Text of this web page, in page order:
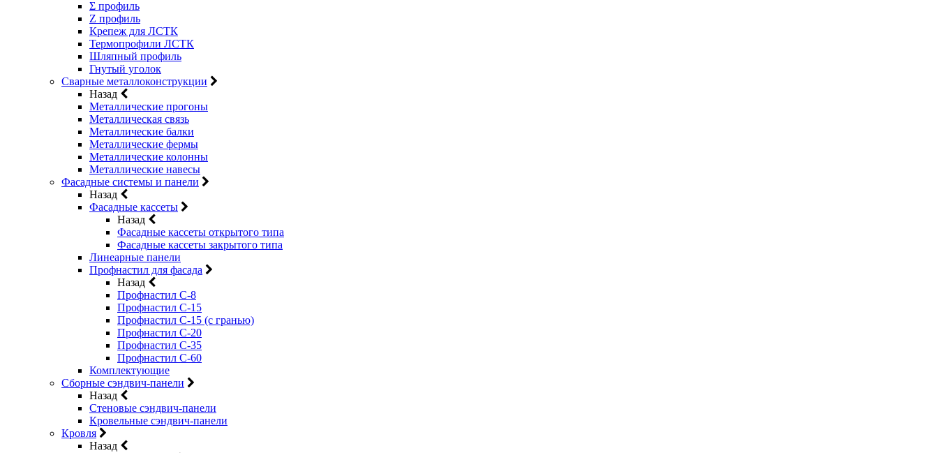
Σ профиль
Z профиль
Крепеж для ЛСТК
Термопрофили ЛСТК
Шляпный профиль
Гнутый уголок
Сварные металлоконструкции
Назад
Металлические прогоны
Металлическая связь
Металлические балки
Металлические фермы
Металлические колонны
Металлические навесы
Фасадные системы и панели
Назад
Фасадные кассеты
Назад
Фасадные кассеты открытого типа
Фасадные кассеты закрытого типа
Линеарные панели
Профнастил для фасада
Назад
Профнастил С-8
Профнастил С-15
Профнастил С-15 (с гранью)
Профнастил С-20
Профнастил С-35
Профнастил С-60
Комплектующие
Сборные сэндвич-панели
Назад
Стеновые сэндвич-панели
Кровельные сэндвич-панели
Кровля
Назад